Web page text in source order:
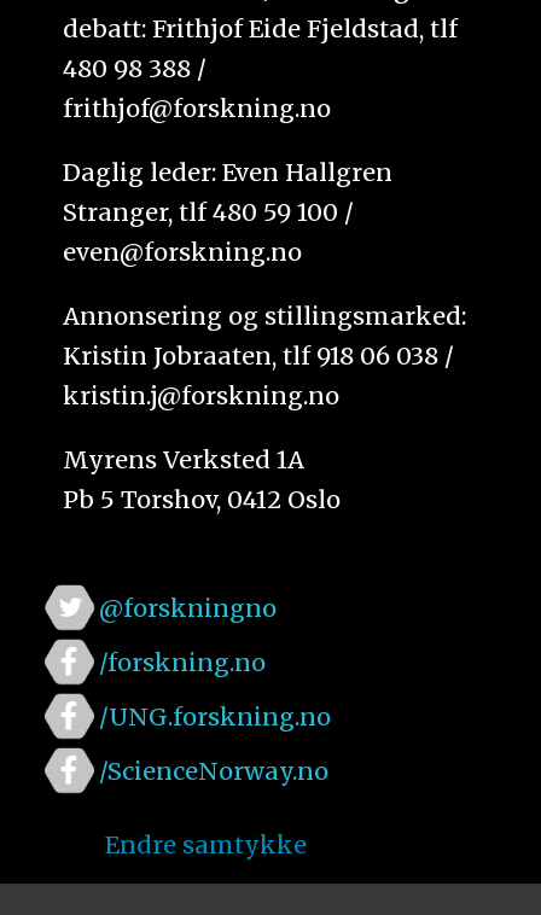
debatt: Frithjof Eide Fjeldstad, tlf
480 98 388 /
frithjof@forskning.no
Daglig leder: Even Hallgren
Stranger, tlf 480 59 100 /
even@forskning.no
Annonsering og stillingsmarked:
Kristin Jobraaten, tlf 918 06 038 /
kristin.j@forskning.no
Myrens Verksted 1A
Pb 5 Torshov, 0412 Oslo
@forskningno
/forskning.no
/UNG.forskning.no
/ScienceNorway.no
Endre samtykke